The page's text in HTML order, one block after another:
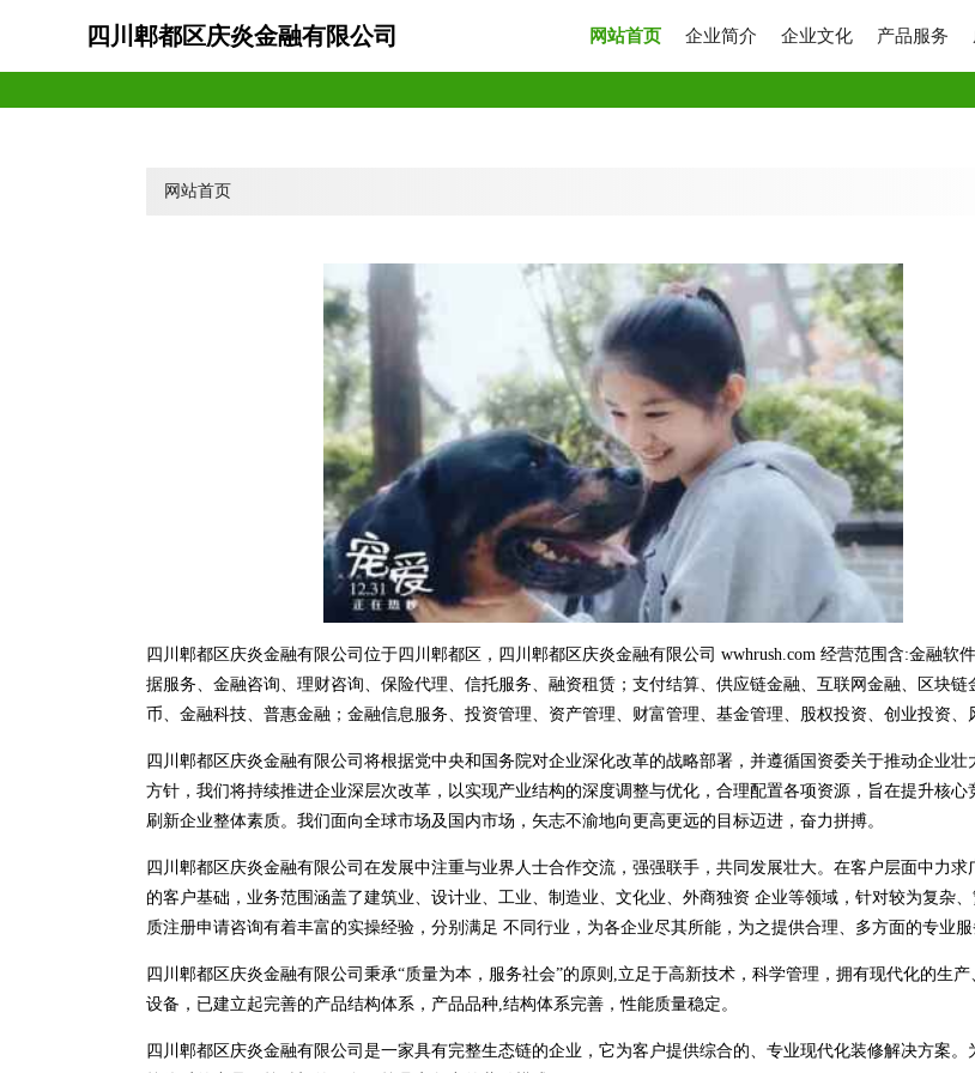
四川郫都区庆炎金融有限公司 网站首页 企业简介 企业文化 产品服务
网站首页
四川郫都区庆炎金融有限公司位于四川郫都区，四川郫都区庆炎金融有限公司 wwhrush.com 经营范围含:金融软
据服务、金融咨询、理财咨询、保险代理、信托服务、融资租赁；支付结算、供应链金融、互联网金融、区块链
币、金融科技、普惠金融；金融信息服务、投资管理、资产管理、财富管理、基金管理、股权投资、创业投资、
四川郫都区庆炎金融有限公司将根据党中央和国务院对企业深化改革的战略部署，并遵循国资委关于推动企业壮
方针，我们将持续推进企业深层次改革，以实现产业结构的深度调整与优化，合理配置各项资源，旨在提升核心
刷新企业整体素质。我们面向全球市场及国内市场，矢志不渝地向更高更远的目标迈进，奋力拼搏。
四川郫都区庆炎金融有限公司在发展中注重与业界人士合作交流，强强联手，共同发展壮大。在客户层面中力求
的客户基础，业务范围涵盖了建筑业、设计业、工业、制造业、文化业、外商独资 企业等领域，针对较为复杂
质注册申请咨询有着丰富的实操经验，分别满足 不同行业，为各企业尽其所能，为之提供合理、多方面的专业服
四川郫都区庆炎金融有限公司秉承“质量为本，服务社会”的原则,立足于高新技术，科学管理，拥有现代化的生
设备，已建立起完善的产品结构体系，产品品种,结构体系完善，性能质量稳定。
四川郫都区庆炎金融有限公司是一家具有完整生态链的企业，它为客户提供综合的、专业现代化装修解决方案。